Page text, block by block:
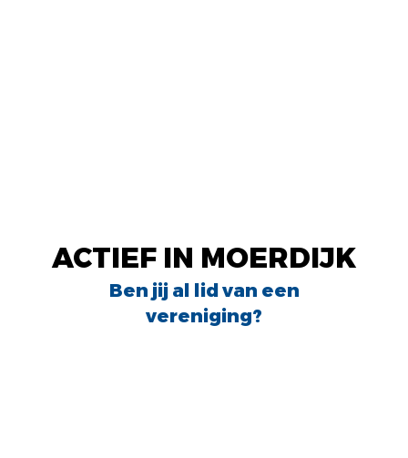
ACTIEF IN MOERDIJK
ACTIEF IN MOERDIJK
Ben jij al lid van een
vereniging?